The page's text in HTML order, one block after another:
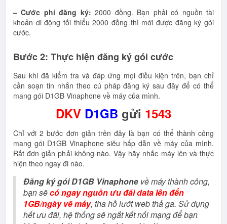
– Cước phí đăng ký: 2000 đồng. Bạn phải có nguồn tài
khoản di động tối thiểu 2000 đồng thì mới được đăng ký gói
cước.
Bước 2: Thực hiện đăng ký gói cước
Sau khi đã kiểm tra và đáp ứng mọi điều kiện trên, bạn chỉ
cần soạn tin nhắn theo cú pháp đăng ký sau đây để có thể
mang gói D1GB Vinaphone về máy của mình.
DKV D1GB gửi 1543
Chỉ với 2 bước đơn giản trên đây là bạn có thể thành công
mang gói D1GB Vinaphone siêu hấp dẫn về máy của mình.
Rất đơn giản phải không nào. Vậy hãy nhấc máy lên và thực
hiện theo ngay đi nào.
Đăng ký gói D1GB Vinaphone về máy thành công,
bạn sẽcó ngay nguồn ưu đãi data lên đến
1GB/ngày về máy, tha hồ lướt web thả ga. Sử dụng
hết ưu đãi, hệ thống sẽ ngắt kết nối mạng để bạn